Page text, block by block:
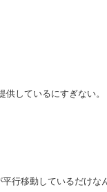
しているにすぎない。
行移動しているだけな